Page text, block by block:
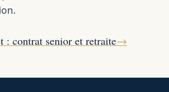
: contrat senior et retraite→